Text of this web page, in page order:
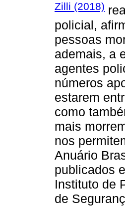
Zilli (2018)
policial,
pessoas
ademais, a
agentes
números
estarem
como
mais
nos
Anuário
publicados
Instituto de
de